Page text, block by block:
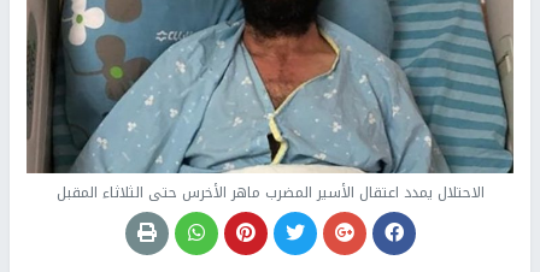
الاحتلال يمدد اعتقال الأسير المضرب ماهر الأخرس حتى الثلاثاء المقبل